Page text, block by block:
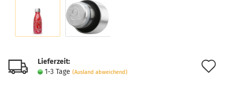
Lieferzeit:
1-3 Tage (Ausland abweichend)